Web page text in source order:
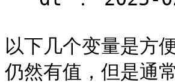
以下几个变量是方
仍然有值，但是通